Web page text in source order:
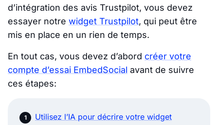
d’intégration des avis Trustpilot, vous devez
essayer notre widget Trustpilot, qui peut être
mis en place en un rien de temps.
En tout cas, vous devez d’abord créer votre
compte d’essai EmbedSocial avant de suivre
ces étapes:
Utilisez l’IA pour décrire votre widget